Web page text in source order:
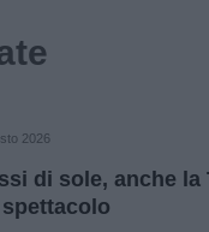
2026
di sole, anche la